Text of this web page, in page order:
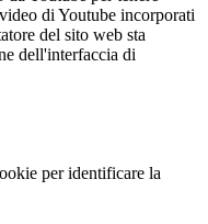
di Youtube incorporati
del sito web sta
dell'interfaccia di
per identificare la